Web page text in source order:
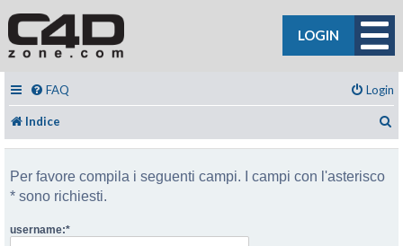
LOGIN
FAQ Login
Indice
Per favore compila i seguenti campi. I campi con l'asterisco
* sono richiesti.
username: